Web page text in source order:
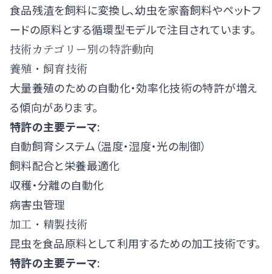
食品残渣を飼料に変換し、幼虫を家畜飼料やペットフ
ードの原料とする循環型モデルで注目されています。
技術カテゴリー別の特許動向
養殖・飼育技術
大量養殖のための自動化・効率化技術の特許が増え
る傾向があります。
特許の主要テーマ:
自動飼育システム（温度・湿度・光の制御）
飼料配合と栄養最適化
収穫・分離の自動化
病害虫管理
加工・精製技術
昆虫を食品原料として利用するための加工技術です。
特許の主要テーマ: